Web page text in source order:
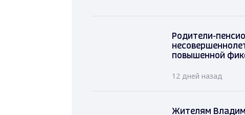
Родители-
повышенной
12 дней назад
Жителям